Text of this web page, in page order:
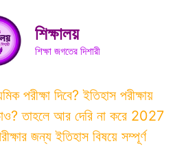
শিক্ষালয়
শিক্ষা জগতের দিশারী
পরীক্ষা দিবে? ইতিহাস পরীক্ষায়
তাহলে আর দেরি না করে 2027
জন্য ইতিহাস বিষয়ে সম্পূর্ণ